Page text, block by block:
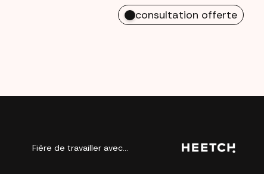
consultation offerte
Fière de travailler avec...